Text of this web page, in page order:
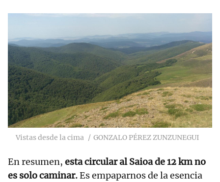
Vistas desde la cima GONZALO PÉREZ ZUNZUNEGUI
En resumen, esta circular al Saioa de 12 km no
es solo caminar.Es empaparnos de la esencia